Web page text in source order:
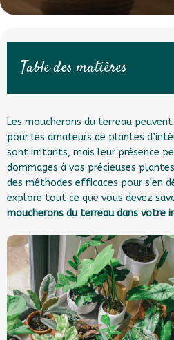
Table des matières
Les moucherons du terreau
pour les amateurs de plantes
sont irritants, mais leur présence
dommages à vos précieuses
des méthodes efficaces pour s'en
explore tout ce que vous devez
moucherons du terreau dans votre